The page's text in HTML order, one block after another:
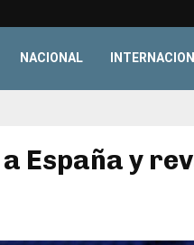
NACIONAL
España y